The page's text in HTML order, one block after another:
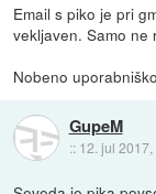
Email s piko je pri
vekljaven. Samo ne
Nobeno
GupeM
:: 12. jul 2017,